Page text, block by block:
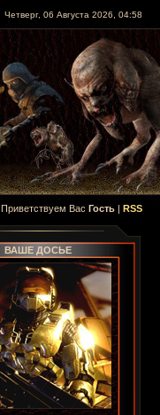
Четверг, 06 Августа 2026, 04:58
Приветствуем Вас Гость | RSS
ВАШЕ ДОСЬЕ